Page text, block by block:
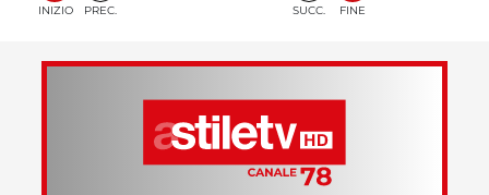
INIZIO PREC. SUCC. FINE